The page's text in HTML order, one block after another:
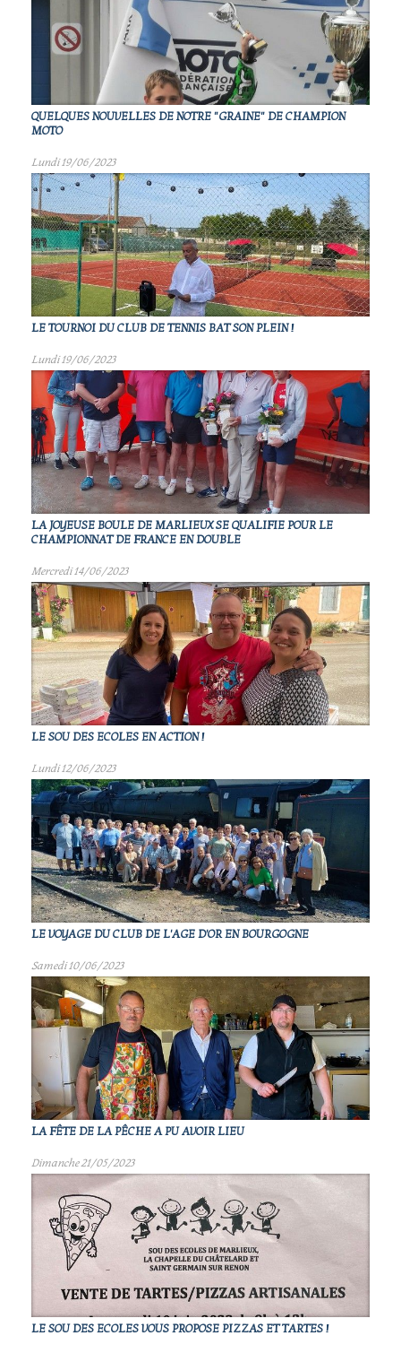
QUELQUES NOUVELLES DE NOTRE "GRAINE" DE CHAMPION
MOTO
Lundi 19/06/2023
LE TOURNOI DU CLUB DE TENNIS BAT SON PLEIN !
Lundi 19/06/2023
LA JOYEUSE BOULE DE MARLIEUX SE QUALIFIE POUR LE
CHAMPIONNAT DE FRANCE EN DOUBLE
Mercredi 14/06/2023
LE SOU DES ECOLES EN ACTION !
Lundi 12/06/2023
LE VOYAGE DU CLUB DE L'AGE D'OR EN BOURGOGNE
Samedi 10/06/2023
LA FÊTE DE LA PÊCHE A PU AVOIR LIEU
Dimanche 21/05/2023
LE SOU DES ECOLES VOUS PROPOSE PIZZAS ET TARTES !